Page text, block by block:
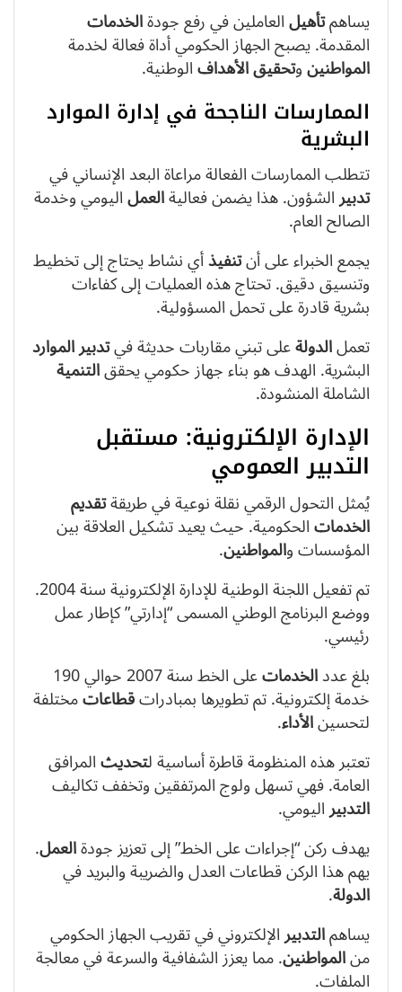
يساهمتأهيلالعاملين في رفع جودةالخدمات
المقدمة. يصبح الجهاز الحكومي أداة فعالة لخدمة
المواطنينوتحقيقالأهدافالوطنية.
الممارسات الناجحة في إدارة الموارد
البشرية
تتطلب الممارسات الفعالة مراعاة البعد الإنساني في
تدبيرالشؤون. هذا يضمن فعاليةالعملاليومي وخدمة
الصالح العام.
يجمع الخبراء على أنتنفيذأي نشاط يحتاج إلى تخطيط
وتنسيق دقيق. تحتاج هذه العمليات إلى كفاءات
بشرية قادرة على تحمل المسؤولية.
تعملالدولةعلى تبني مقاربات حديثة فيتدبيرالموارد
البشرية. الهدف هو بناء جهاز حكومي يحققالتنمية
الشاملة المنشودة.
الإدارة الإلكترونية: مستقبل
التدبير العمومي
يُمثل التحول الرقمي نقلة نوعية في طريقةتقديم
الخدماتالحكومية. حيث يعيد تشكيل العلاقة بين
المؤسسات والمواطنين.
تم تفعيل اللجنة الوطنية للإدارة الإلكترونية سنة 2004.
ووضع البرنامج الوطني المسمى “إدارتي” كإطار عمل
رئيسي.
بلغ عددالخدمات على الخط سنة 2007 حوالي 190
خدمة إلكترونية. تم تطويرها بمبادراتقطاعاتمختلفة
لتحسينالأداء.
تعتبر هذه المنظومة قاطرة أساسية لتحديثالمرافق
العامة. فهي تسهل ولوج المرتفقين وتخفف تكاليف
التدبيراليومي.
يهدف ركن “إجراءات على الخط” إلى تعزيز جودةالعمل.
يهم هذا الركن قطاعات العدل والضريبة والبريد في
الدولة.
يساهمالتدبيرالإلكتروني في تقريب الجهاز الحكومي
منالمواطنين. مما يعزز الشفافية والسرعة في معالجة
الملفات.